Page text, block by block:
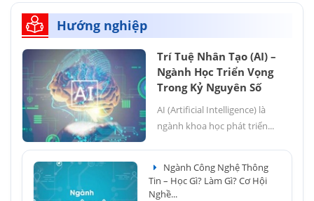
Hướng nghiệp
Trí Tuệ Nhân Tạo (AI) –
Ngành Học Triển Vọng
Trong Kỷ Nguyên Số
AI (Artificial Intelligence) là
ngành khoa học phát triển...
Ngành Công Nghệ Thông
Tin – Học Gì? Làm Gì? Cơ Hội
Nghề...